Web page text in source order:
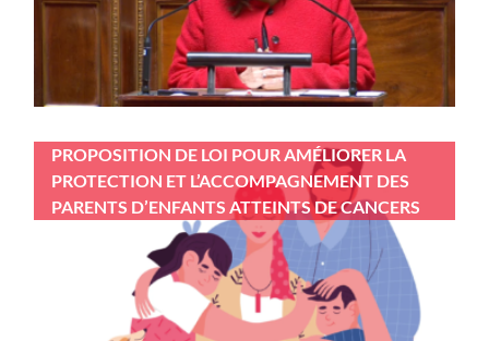
PROPOSITION DE LOI POUR AMÉLIORER LA
PROTECTION ET L’ACCOMPAGNEMENT DES
PARENTS D’ENFANTS ATTEINTS DE CANCERS